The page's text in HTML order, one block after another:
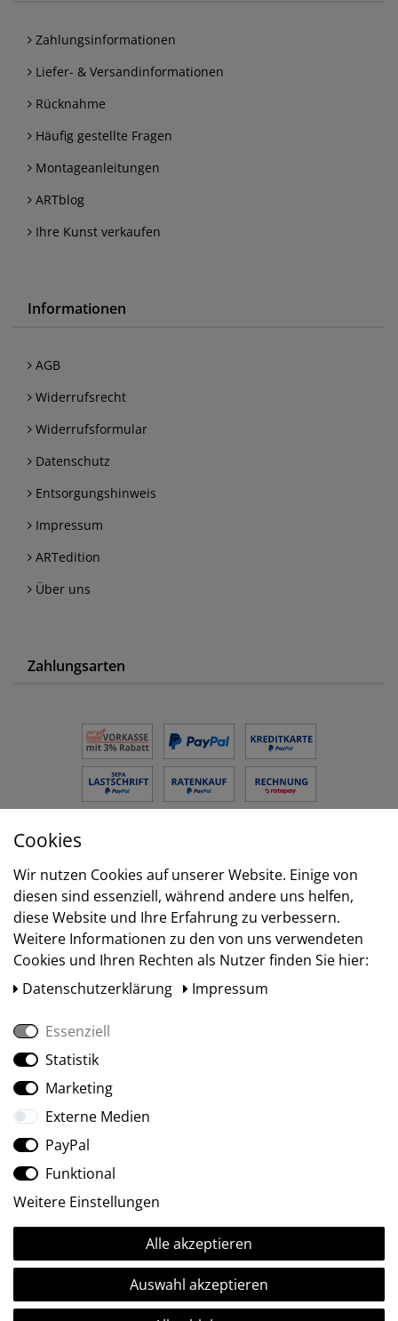
Zahlungsinformationen
Liefer- & Versandinformationen
Rücknahme
Häufig gestellte Fragen
Montageanleitungen
ARTblog
Ihre Kunst verkaufen
Informationen
AGB
Widerrufsrecht
Widerrufsformular
Datenschutz
Entsorgungshinweis
Impressum
ARTedition
Über uns
Zahlungsarten
Versand
Social Media
Ⓒ2009-2026 ARTland GmbH • Alle Rechte vorbehalten.
Cookies
Wir nutzen Cookies auf unserer Website. Einige von
diesen sind essenziell, während andere uns helfen,
diese Website und Ihre Erfahrung zu verbessern.
Weitere Informationen zu den von uns verwendeten
Cookies und Ihren Rechten als Nutzer finden Sie hier:
Daten­schutz­erklärung
Impressum
Essenziell
Statistik
Marketing
Externe Medien
PayPal
Funktional
Weitere Einstellungen
Alle akzeptieren
Auswahl akzeptieren